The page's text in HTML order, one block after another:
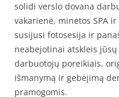
solidi verslo dovana
vakarienė, minėtos SPA
susijusi fotosesija ir
neabejotinai atskleis
darbuotojų poreikiais,
išmanymą ir gebėjimą
pramogomis.